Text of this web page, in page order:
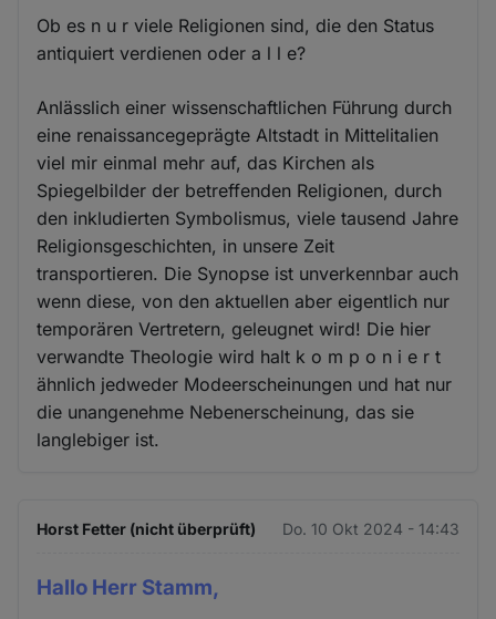
Ob es n u r viele Religionen sind, die den Status
antiquiert verdienen oder a l l e?
Anlässlich einer wissenschaftlichen Führung durch
eine renaissancegeprägte Altstadt in Mittelitalien
viel mir einmal mehr auf, das Kirchen als
Spiegelbilder der betreffenden Religionen, durch
den inkludierten Symbolismus, viele tausend Jahre
Religionsgeschichten, in unsere Zeit
transportieren. Die Synopse ist unverkennbar auch
wenn diese, von den aktuellen aber eigentlich nur
temporären Vertretern, geleugnet wird! Die hier
verwandte Theologie wird halt k o m p o n i e r t
ähnlich jedweder Modeerscheinungen und hat nur
die unangenehme Nebenerscheinung, das sie
langlebiger ist.
Horst Fetter (nicht überprüft) Do. 10 Okt 2024 - 14:43
Hallo Herr Stamm,